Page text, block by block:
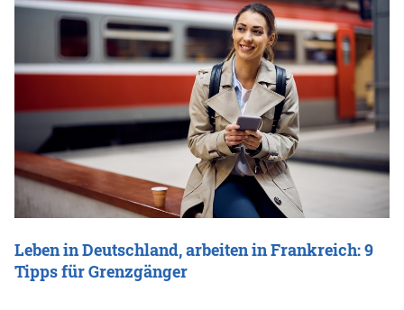
Leben in Deutschland, arbeiten in Frankreich: 9
Tipps für Grenzgänger